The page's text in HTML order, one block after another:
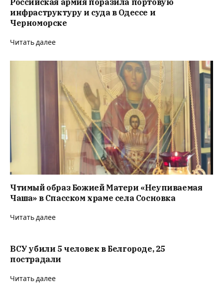
инфраструктуру и суда в Одессе и
Черноморске
Читать далее
Чтимый образ Божией Матери «Неупиваемая
Чаша» в Спасском храме села Сосновка
Читать далее
ВСУ убили 5 человек в Белгороде, 25
пострадали
Читать далее